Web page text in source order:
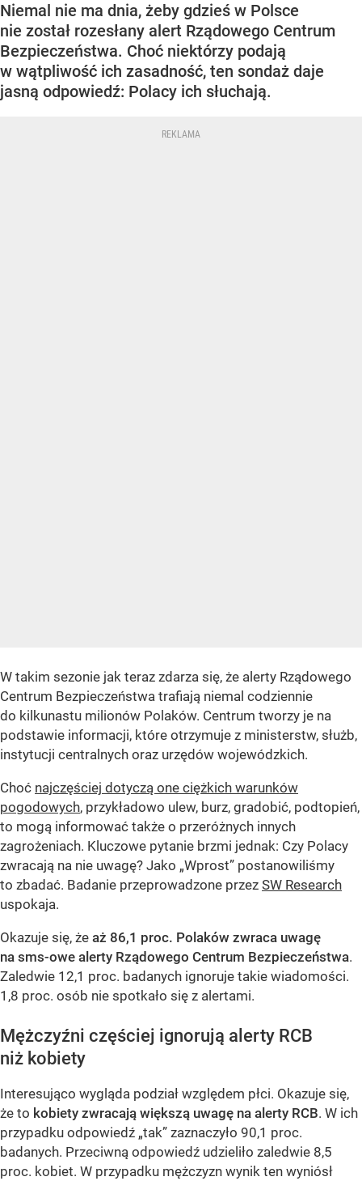
Niemal nie ma dnia, żeby gdzieś w Polsce
nie został rozesłany alert Rządowego Centrum
Bezpieczeństwa. Choć niektórzy podają
w wątpliwość ich zasadność, ten sondaż daje
jasną odpowiedź: Polacy ich słuchają.
W takim sezonie jak teraz zdarza się, że alerty Rządowego
Centrum Bezpieczeństwa trafiają niemal codziennie
do kilkunastu milionów Polaków. Centrum tworzy je na
podstawie informacji, które otrzymuje z ministerstw, służb,
instytucji centralnych oraz urzędów wojewódzkich.
Choć najczęściej dotyczą one ciężkich warunków
pogodowych, przykładowo ulew, burz, gradobić, podtopień,
to mogą informować także o przeróżnych innych
zagrożeniach. Kluczowe pytanie brzmi jednak: Czy Polacy
zwracają na nie uwagę? Jako „Wprost” postanowiliśmy
to zbadać. Badanie przeprowadzone przez SW Research
uspokaja.
Okazuje się, że aż 86,1 proc. Polaków zwraca uwagę
na sms-owe alerty Rządowego Centrum Bezpieczeństwa.
Zaledwie 12,1 proc. badanych ignoruje takie wiadomości.
1,8 proc. osób nie spotkało się z alertami.
Mężczyźni częściej ignorują alerty RCB
niż kobiety
Interesująco wygląda podział względem płci. Okazuje się,
że to kobiety zwracają większą uwagę na alerty RCB. W ich
przypadku odpowiedź „tak” zaznaczyło 90,1 proc.
badanych. Przeciwną odpowiedź udzieliło zaledwie 8,5
proc. kobiet. W przypadku mężczyzn wynik ten wyniósł